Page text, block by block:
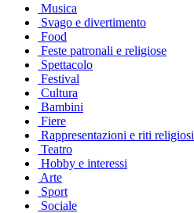
Musica
Svago e divertimento
Food
Feste patronali e religiose
Spettacolo
Festival
Cultura
Bambini
Fiere
Rappresentazioni e riti religiosi
Teatro
Hobby e interessi
Arte
Sport
Sociale